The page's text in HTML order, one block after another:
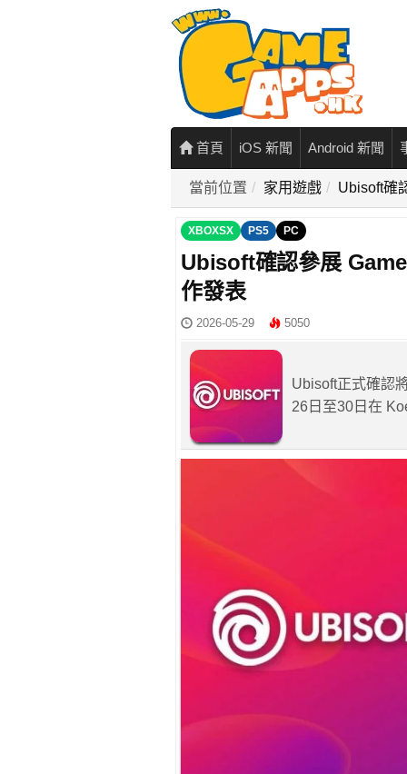
首頁 iOS 新聞 Android 新聞
當前位置 家用遊戲 Ubisoft確
XBOXSX PS5 PC
Ubisoft確認參展
作發表
2026-05-29 5050
Ubisoft正式確認
26日至30日在